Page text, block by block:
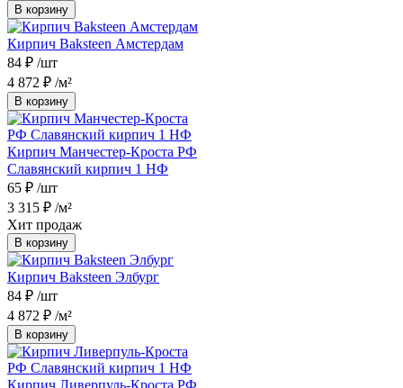
В корзину
Кирпич Baksteen Амстердам
84 ₽ /шт
4 872 ₽ /м²
В корзину
Кирпич Манчестер-Кроста РФ
Славянский кирпич 1 НФ
65 ₽ /шт
3 315 ₽ /м²
Хит продаж
В корзину
Кирпич Baksteen Элбург
84 ₽ /шт
4 872 ₽ /м²
В корзину